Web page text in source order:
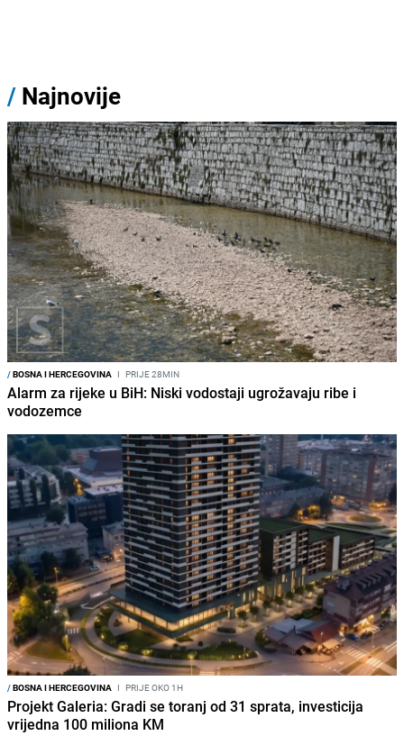
/ Najnovije
/BOSNA I HERCEGOVINA I PRIJE 28MIN
Alarm za rijeke u BiH: Niski vodostaji ugrožavaju ribe i
vodozemce
/BOSNA I HERCEGOVINA I PRIJE OKO 1H
Projekt Galeria: Gradi se toranj od 31 sprata, investicija
vrijedna 100 miliona KM